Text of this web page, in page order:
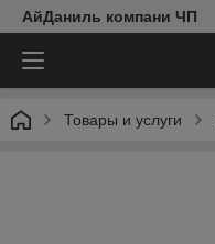
АйДаниль компани ЧП
Товары и услуги